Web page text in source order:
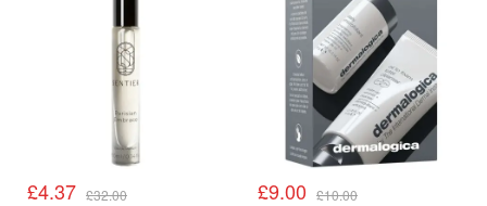
£4.37 £32.00 £9.00 £10.00